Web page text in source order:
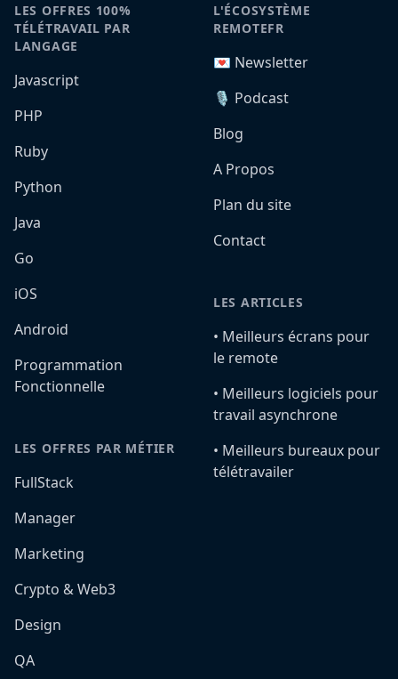
LES OFFRES 100%
TÉLÉTRAVAIL PAR
LANGAGE
Javascript
PHP
Ruby
Python
Java
Go
iOS
Android
Programmation
Fonctionnelle
LES OFFRES PAR MÉTIER
FullStack
Manager
Marketing
Crypto & Web3
Design
QA
L'ÉCOSYSTÈME
REMOTEFR
💌 Newsletter
🎙️ Podcast
Blog
A Propos
Plan du site
Contact
LES ARTICLES
•️ Meilleurs écrans pour
le remote
•️ Meilleurs logiciels pour
travail asynchrone
•️ Meilleurs bureaux pour
télétravailer